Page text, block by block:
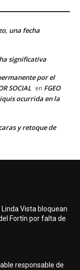
una fecha
significativa
por el
SOCIAL en FGEO
ocurrida en la
y retoque de
Vista bloquean
Fortín por falta de
responsable de